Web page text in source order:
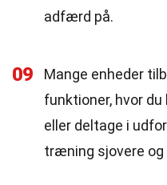
adfærd på.
09
Mange enheder
funktioner, hvor
eller deltage i
træning sjovere og